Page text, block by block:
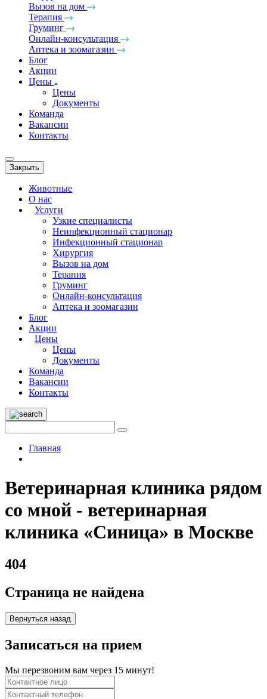
Вызов на дом
Терапия
Груминг
Онлайн-консультация
Аптека и зоомагазин
Блог
Акции
Цены
Цены
Документы
Команда
Вакансии
Контакты
Закрыть
Животные
О нас
Услуги
Узкие специалисты
Неинфекционный стационар
Инфекционный стационар
Хирургия
Вызов на дом
Терапия
Груминг
Онлайн-консультация
Аптека и зоомагазин
Блог
Акции
Цены
Цены
Документы
Команда
Вакансии
Контакты
Главная
Ветеринарная клиника рядом
со мной - ветеринарная
клиника «Синица» в Москве
404
Страница не найдена
Вернуться назад
Записаться на прием
Мы перезвоним вам через 15 минут!